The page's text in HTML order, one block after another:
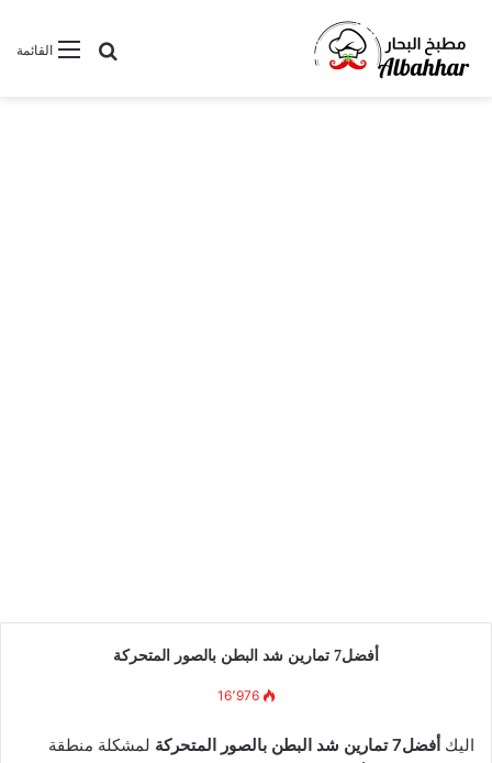
القائمةبحث عن
أفضل7 تمارين شد البطن بالصور المتحركة
16٬976
اليك أفضل7 تمارين شد البطن بالصور المتحركة
لمشكلة منطقة